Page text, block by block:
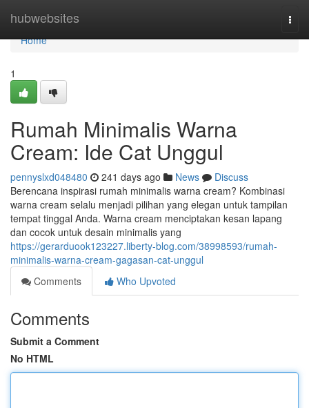
hubwebsites
Home
Home
1
Rumah Minimalis Warna
Cream: Ide Cat Unggul
pennyslxd048480 241 days ago News
Discuss
Berencana inspirasi rumah minimalis warna cream? Kombinasi
warna cream selalu menjadi pilihan yang elegan untuk tampilan
tempat tinggal Anda. Warna cream menciptakan kesan lapang
dan cocok untuk desain minimalis yang
https://gerarduook123227.liberty-blog.com/38998593/rumah-
minimalis-warna-cream-gagasan-cat-unggul
Comments
Who Upvoted
Comments
Submit a Comment
No HTML